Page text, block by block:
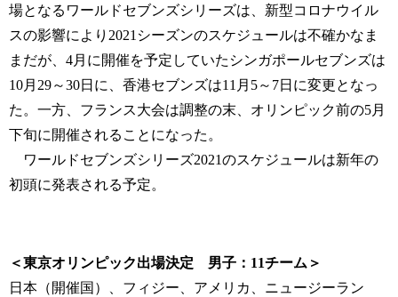
場となるワールドセブンズシリーズは、新型コロナウイル
スの影響により2021シーズンのスケジュールは不確かなま
まだが、4月に開催を予定していたシンガポールセブンズは
10月29～30日に、香港セブンズは11月5～7日に変更となっ
た。一方、フランス大会は調整の末、オリンピック前の5月
下旬に開催されることになった。
ワールドセブンズシリーズ2021のスケジュールは新年の
初頭に発表される予定。
＜東京オリンピック出場決定 男子：11チーム＞
日本（開催国）、フィジー、アメリカ、ニュージーラン